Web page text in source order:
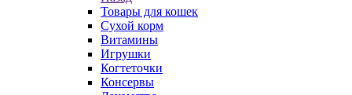
Товары для кошек
Cухой корм
Витамины
Игрушки
Когтеточки
Консервы